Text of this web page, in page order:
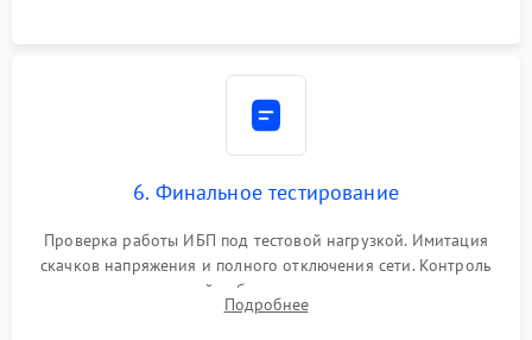
6. Финальное тестирование
Проверка работы ИБП под тестовой нагрузкой. Имитация
скачков напряжения и полного отключения сети. Контроль
времени автономной работы, температурного режима и
корректности формы выходного сигнала.
Подробнее